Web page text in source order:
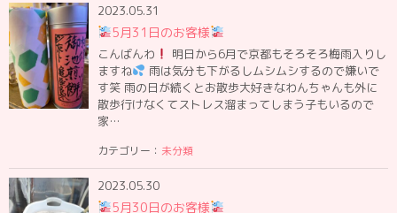
2023.05.31
5月31日のお客様
こんばんわ
明日から6月で京都もそろそろ梅雨入りし
ますね
雨は気分も下がるしムシムシするので嫌いで
す笑 雨の日が続くとお散歩大好きなわんちゃんも外に
散歩行けなくてストレス溜まってしまう子もいるので
家…
カテゴリー： 未分類
2023.05.30
5月30日のお客様